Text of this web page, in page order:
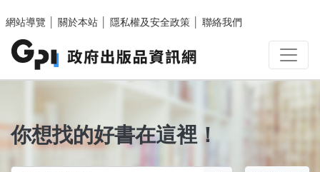
網站導覽
關於本站 隱私權及安全政策 聯絡我們
你想找的好書在這裡！